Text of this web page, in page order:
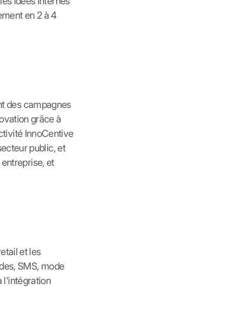
en 2 à 4
des campagnes
grâce à
InnoCentive
public, et
et
et les
SMS, mode
l'intégration